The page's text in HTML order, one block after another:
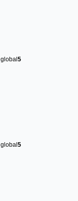
5
5